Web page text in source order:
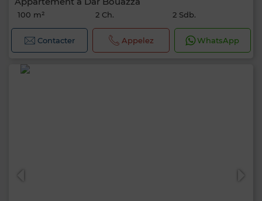
100 m² 2 Ch. 2 Sdb.
Contacter Appelez WhatsApp